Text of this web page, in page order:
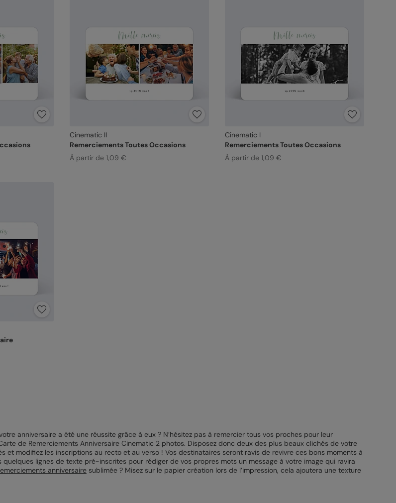
Cinematic II
Remerciements Toutes Occasions
À partir de 1,09 €
Cinematic I
Remerciements Toutes Occasions
À partir de 1,09 €
anniversaire a été une réussite grâce à eux ? N’hésitez pas à remercier tous vos proches pour leur
de Remerciements Anniversaire Cinematic 2 photos. Disposez donc deux des plus beaux clichés de votre
et modifiez les inscriptions au recto et au verso ! Vos destinataires seront ravis de revivre ces bons moments à
quelques lignes de texte pré-inscrites pour rédiger de vos propres mots un message à votre image qui ravira
anniversairesublimée ? Misez sur le papier création lors de l’impression, cela ajoutera une texture